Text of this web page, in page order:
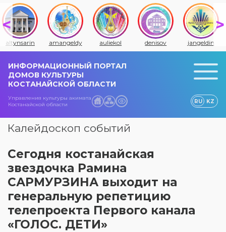
altynsarin amangeldy auliekol denisov jangeldin
ИНФОРМАЦИОННЫЙ ПОРТАЛ
ДОМОВ КУЛЬТУРЫ
КОСТАНАЙСКОЙ ОБЛАСТИ
Управления культуры акимата
Костанайской области
RU KZ
Калейдоскоп событий
Сегодня костанайская
звездочка Рамина
САРМУРЗИНА выходит на
генеральную репетицию
телепроекта Первого канала
«ГОЛОС. ДЕТИ»